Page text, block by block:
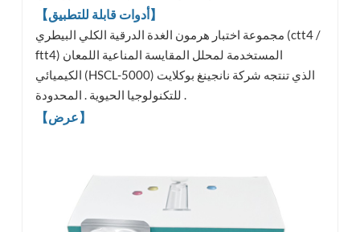
【أدوات قابلة للتطبيق】
مجموعة اختبار هرمون الغدة الدرقية الكلي البيطري (ctt4 /
ftt4) المستخدمة لمحلل المقايسة المناعية اللمعان
الكيميائي (HSCL-5000) الذي تنتجه شركة نانجينغ بوكلايت
للتكنولوجيا الحيوية . المحدودة .
【عرض】